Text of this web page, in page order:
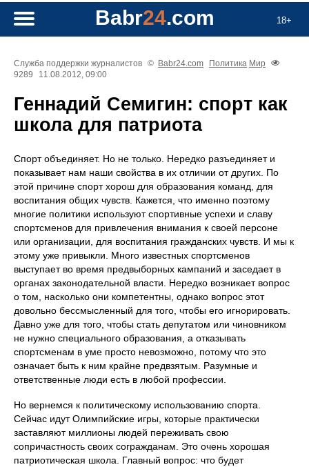
18+
Babr24.com
Служба поддержки журналистов © Babr24.com Политика Мир
9289
11.08.2012, 09:00
Геннадий Семигин: спорт как
школа для патриота
Спорт объединяет. Но не только. Нередко разъединяет и
показывает нам наши свойства в их отличии от других. По
этой причине спорт хорош для образования команд, для
воспитания общих чувств. Кажется, что именно поэтому
многие политики используют спортивные успехи и славу
спортсменов для привлечения внимания к своей персоне
или организации, для воспитания гражданских чувств. И мы к
этому уже привыкли. Много известных спортсменов
выступает во время предвыборных кампаний и заседает в
органах законодательной власти. Нередко возникает вопрос
о том, насколько они компетентны, однако вопрос этот
довольно бессмысленный для того, чтобы его игнорировать.
Давно уже для того, чтобы стать депутатом или чиновником
не нужно специального образования, а отказывать
спортсменам в уме просто невозможно, потому что это
означает быть к ним крайне предвзятым. Разумные и
ответственные люди есть в любой профессии.
Но вернемся к политическому использованию спорта.
Сейчас идут Олимпийские игры, которые практически
заставляют миллионы людей переживать свою
сопричастность своих согражданам. Это очень хорошая
патриотическая школа. Главный вопрос: что будет